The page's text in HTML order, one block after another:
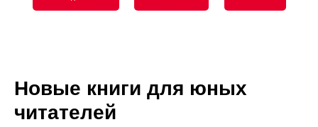
Новые книги для юных
читателей